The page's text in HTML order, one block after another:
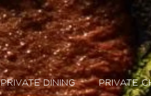
PRIVATE DINING PRIVATE